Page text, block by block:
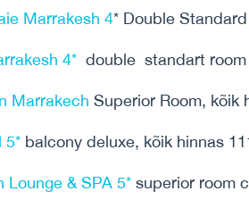
Marrakesh 4* Double
4* double standart room
Marrakech Superior Room, kõik
5* balcony deluxe, kõik hinnas
Lounge & SPA 5* superior room